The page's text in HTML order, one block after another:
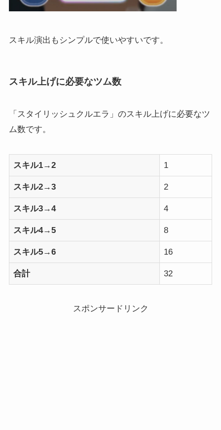
スキル演出もシンプルで使いやすいです。
スキル上げに必要なツム数
「スタイリッシュクルエラ」のスキル上げに必要なツ
ム数です。
スキル1→2 1
スキル2→3 2
スキル3→4 4
スキル4→5 8
スキル5→6 16
合計 32
スポンサードリンク